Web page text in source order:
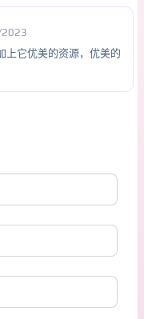
上它优美的资源，优美的